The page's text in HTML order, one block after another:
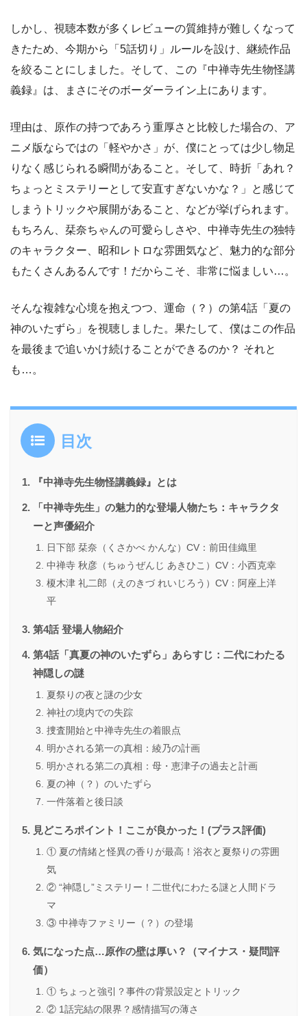
しかし、視聴本数が多くレビューの質維持が難しくなって
きたため、今期から「5話切り」ルールを設け、継続作品
を絞ることにしました。そして、この『中禅寺先生物怪講
義録』は、まさにそのボーダーライン上にあります。
理由は、原作の持つであろう重厚さと比較した場合の、ア
ニメ版ならではの「軽やかさ」が、僕にとっては少し物足
りなく感じられる瞬間があること。そして、時折「あれ？
ちょっとミステリーとして安直すぎないかな？」と感じて
しまうトリックや展開があること、などが挙げられます。
もちろん、栞奈ちゃんの可愛らしさや、中禅寺先生の独特
のキャラクター、昭和レトロな雰囲気など、魅力的な部分
もたくさんあるんです！だからこそ、非常に悩ましい…。
そんな複雑な心境を抱えつつ、運命（？）の第4話「夏の
神のいたずら」を視聴しました。果たして、僕はこの作品
を最後まで追いかけ続けることができるのか？ それと
も…。
目次
『中禅寺先生物怪講義録』とは
「中禅寺先生」の魅力的な登場人物たち：キャラクタ
ーと声優紹介
日下部 栞奈（くさかべ かんな）CV：前田佳織里
中禅寺 秋彦（ちゅうぜんじ あきひこ）CV：小西克幸
榎木津 礼二郎（えのきづ れいじろう）CV：阿座上洋
平
第4話 登場人物紹介
第4話「真夏の神のいたずら」あらすじ：二代にわたる
神隠しの謎
夏祭りの夜と謎の少女
神社の境内での失踪
捜査開始と中禅寺先生の着眼点
明かされる第一の真相：綾乃の計画
明かされる第二の真相：母・恵津子の過去と計画
夏の神（？）のいたずら
一件落着と後日談
見どころポイント！ここが良かった！(プラス評価)
① 夏の情緒と怪異の香りが最高！浴衣と夏祭りの雰囲
気
② “神隠し”ミステリー！二世代にわたる謎と人間ドラ
マ
③ 中禅寺ファミリー（？）の登場
気になった点…原作の壁は厚い？（マイナス・疑問評
価）
① ちょっと強引？事件の背景設定とトリック
② 1話完結の限界？感情描写の薄さ